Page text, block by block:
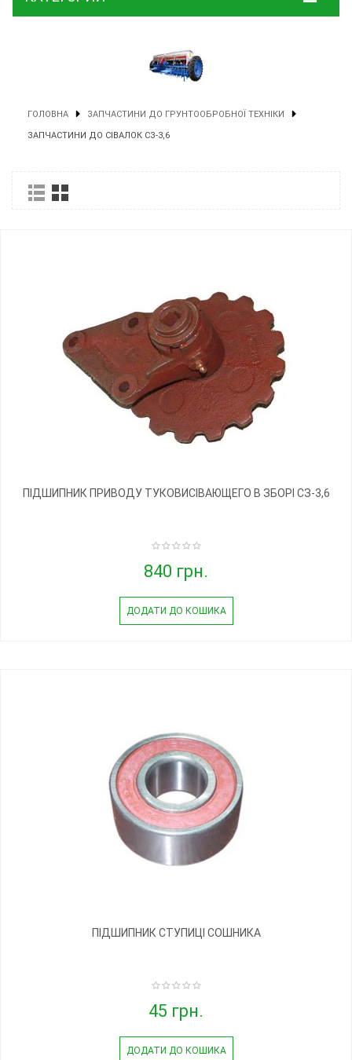
ГОЛОВНА ЗАПЧАСТИНИ ДО ГРУНТООБРОБНОЇ ТЕХНІКИ
ЗАПЧАСТИНИ ДО СІВАЛОК СЗ-3,6
ПІДШИПНИК ПРИВОДУ ТУКОВИСІВАЮЩЕГО В ЗБОРІ СЗ-3,6
840 грн.
ДОДАТИ ДО КОШИКА
ПІДШИПНИК СТУПИЦІ СОШНИКА
45 грн.
ДОДАТИ ДО КОШИКА